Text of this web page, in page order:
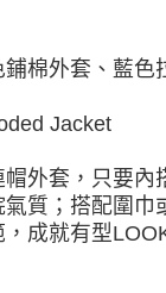
鋪棉外套、藍
Jacket
外套，只要內
質；搭配圍巾
成就有型